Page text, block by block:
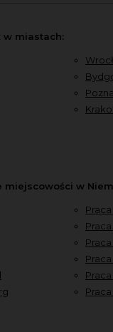
w miastach:
miejscowości w
Praca